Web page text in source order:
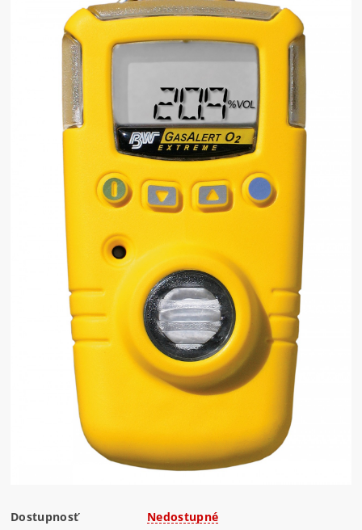
Dostupnosť Nedostupné